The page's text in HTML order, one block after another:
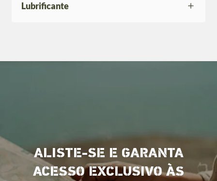
Lubrificante
ALISTE-SE E GARANTA
ACESSO EXCLUSIVO ÀS